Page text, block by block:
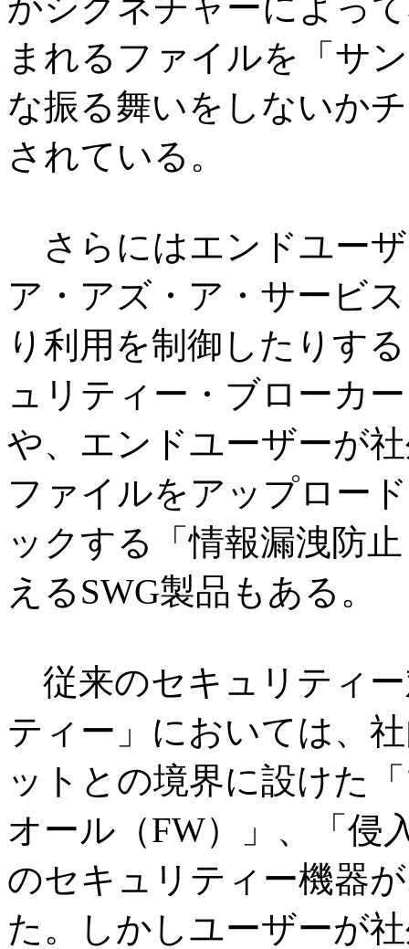
まれるファイルを「サ
な振る舞いをしないか
されている。
さらにはエンドユーザ
ア・アズ・ア・サービ
り利用を制御したりす
ュリティー・ブローカ
や、エンドユーザーが
ファイルをアップロー
ックする「情報漏洩防
えるSWG製品もある。
従来のセキュリティ
ティー」においては、
ットとの境界に設けた
オール（FW）」、「侵
のセキュリティー機器
た。しかしユーザーが